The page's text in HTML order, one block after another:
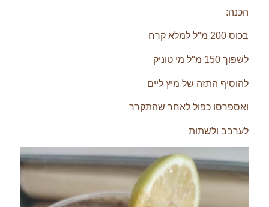
הכנה:
בכוס 200 מ"ל למלא קרח
לשפוך 150 מ"ל מי טוניק
להוסיף התזה של מיץ ליים
ואספרסו כפול לאחר שהתקרר
לערבב ולשתות